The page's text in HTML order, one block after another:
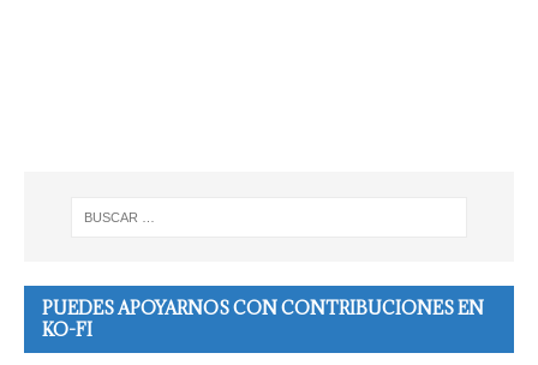
PUEDES APOYARNOS CON CONTRIBUCIONES EN
KO-FI